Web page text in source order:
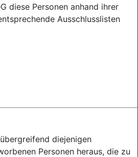
diese Personen anhand ihrer
Ausschlusslisten
diejenigen
Personen heraus, die zu